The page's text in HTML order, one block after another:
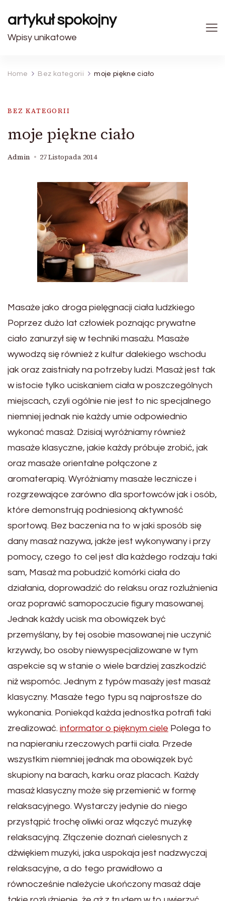
artykuł spokojny
Wpisy unikatowe
Home Bez kategorii moje piękne ciało
BEZ KATEGORII
moje piękne ciało
Admin 27 Listopada 2014
Masaże jako droga pielęgnacji ciała ludzkiego
Poprzez dużo lat człowiek poznając prywatne
ciało zanurzył się w techniki masażu. Masaże
wywodzą się również z kultur dalekiego wschodu
jak oraz zaistniały na potrzeby ludzi. Masaż jest tak
w istocie tylko uciskaniem ciała w poszczególnych
miejscach, czyli ogólnie nie jest to nic specjalnego
niemniej jednak nie każdy umie odpowiednio
wykonać masaż. Dzisiaj wyróżniamy również
masaże klasyczne, jakie każdy próbuje zrobić, jak
oraz masaże orientalne połączone z
aromaterapią. Wyróżniamy masaże lecznicze i
rozgrzewające zarówno dla sportowców jak i osób,
które demonstrują podniesioną aktywność
sportową. Bez baczenia na to w jaki sposób się
dany masaż nazywa, jakże jest wykonywany i przy
pomocy, czego to cel jest dla każdego rodzaju taki
sam, Masaż ma pobudzić komórki ciała do
działania, doprowadzić do relaksu oraz rozluźnienia
oraz poprawić samopoczucie figury masowanej.
Jednak każdy ucisk ma obowiązek być
przemyślany, by tej osobie masowanej nie uczynić
krzywdy, bo osoby niewyspecjalizowane w tym
aspekcie są w stanie o wiele bardziej zaszkodzić
niż wspomóc. Jednym z typów masaży jest masaż
klasyczny. Masaże tego typu są najprostsze do
wykonania. Poniekąd każda jednostka potrafi taki
zrealizować. informator o pięknym ciele Polega to
na napieraniu rzeczowych partii ciała. Przede
wszystkim niemniej jednak ma obowiązek być
skupiony na barach, karku oraz placach. Każdy
masaż klasyczny może się przemienić w formę
relaksacyjnego. Wystarczy jedynie do niego
przystąpić trochę oliwki oraz włączyć muzykę
relaksacyjną. Złączenie doznań cielesnych z
dźwiękiem muzyki, jaka uspokaja jest nadzwyczaj
relaksacyjne, a do tego prawidłowo a
równocześnie należycie ukończony masaż daje